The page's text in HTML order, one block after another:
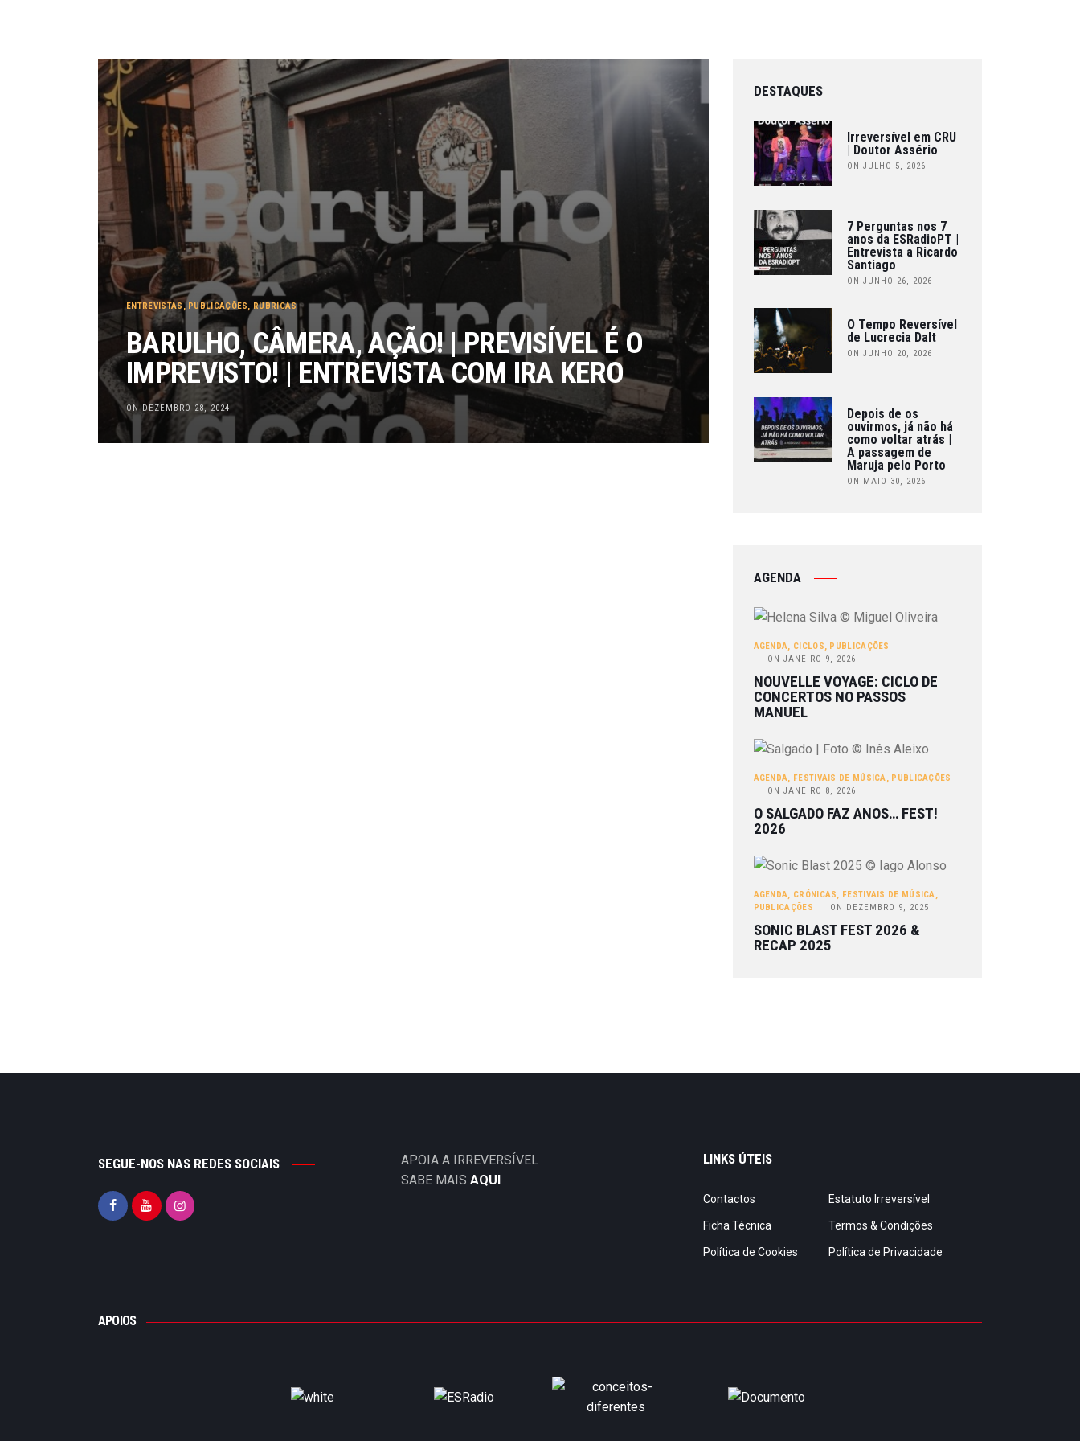
ENTREVISTAS , PUBLICAÇÕES,RUBRICAS
BARULHO, CÂMERA, AÇÃO! | PREVISÍVEL É O
IMPREVISTO! | ENTREVISTA COM IRA KERO
ON DEZEMBRO 28, 2024
DESTAQUES
Irreversível em CRU
| Doutor Assério
ON JULHO 5, 2026
7 Perguntas nos 7
anos da ESRadioPT |
Entrevista a Ricardo
Santiago
ON JUNHO 26, 2026
O Tempo Reversível
de Lucrecia Dalt
ON JUNHO 20, 2026
Depois de os
ouvirmos, já não há
como voltar atrás |
A passagem de
Maruja pelo Porto
ON MAIO 30, 2026
AGENDA
AGENDA, CICLOS, PUBLICAÇÕES
ON JANEIRO 9, 2026
NOUVELLE VOYAGE: CICLO DE
CONCERTOS NO PASSOS
MANUEL
AGENDA, FESTIVAIS DE MÚSICA, PUBLICAÇÕES
ON JANEIRO 8, 2026
O SALGADO FAZ ANOS… FEST!
2026
AGENDA, CRÓNICAS, FESTIVAIS DE MÚSICA,
PUBLICAÇÕES
ON DEZEMBRO 9, 2025
SONIC BLAST FEST 2026 &
RECAP 2025
SEGUE-NOS NAS REDES SOCIAIS
APOIA A IRREVERSÍVEL
SABE MAIS AQUI
LINKS ÚTEIS
Contactos Estatuto Irreversível
Ficha Técnica Termos & Condições
Política de Cookies Política de Privacidade
APOIOS